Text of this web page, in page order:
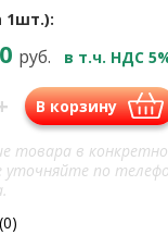
1шт.):
руб. в т.ч. НДС
В корзину
товара в
уточняйте по